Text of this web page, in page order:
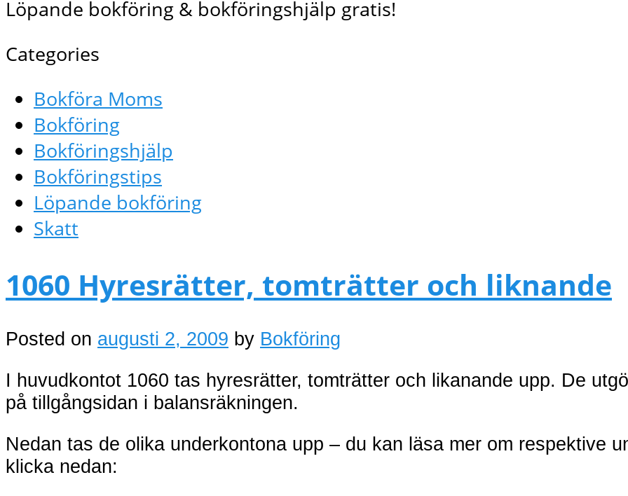
Löpande bokföring & bokföringshjälp gratis!
Categories
Bokföra Moms
Bokföring
Bokföringshjälp
Bokföringstips
Löpande bokföring
Skatt
1060 Hyresrätter, tomträtter och liknande
Posted on augusti 2, 2009 by Bokföring
I huvudkontot 1060 tas hyresrätter, tomträtter och likanande upp. De
på tillgångsidan i balansräkningen.
Nedan tas de olika underkontona upp – du kan läsa mer om respektive
klicka nedan: